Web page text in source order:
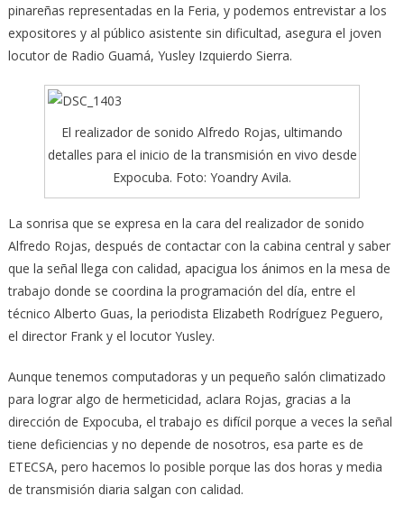
pinareñas representadas en la Feria, y podemos entrevistar a los
expositores y al público asistente sin dificultad, asegura el joven
locutor de Radio Guamá, Yusley Izquierdo Sierra.
El realizador de sonido Alfredo Rojas, ultimando
detalles para el inicio de la transmisión en vivo desde
Expocuba. Foto: Yoandry Avila.
La sonrisa que se expresa en la cara del realizador de sonido
Alfredo Rojas, después de contactar con la cabina central y saber
que la señal llega con calidad, apacigua los ánimos en la mesa de
trabajo donde se coordina la programación del día, entre el
técnico Alberto Guas, la periodista Elizabeth Rodríguez Peguero,
el director Frank y el locutor Yusley.
Aunque tenemos computadoras y un pequeño salón climatizado
para lograr algo de hermeticidad, aclara Rojas, gracias a la
dirección de Expocuba, el trabajo es difícil porque a veces la señal
tiene deficiencias y no depende de nosotros, esa parte es de
ETECSA, pero hacemos lo posible porque las dos horas y media
de transmisión diaria salgan con calidad.